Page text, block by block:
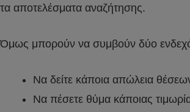
τα αποτελέσματα αναζήτησης.
Όμως μπορούν να συμβούν δύο
Να δείτε κάποια απώλεια
Να πέσετε θύμα κάποιας